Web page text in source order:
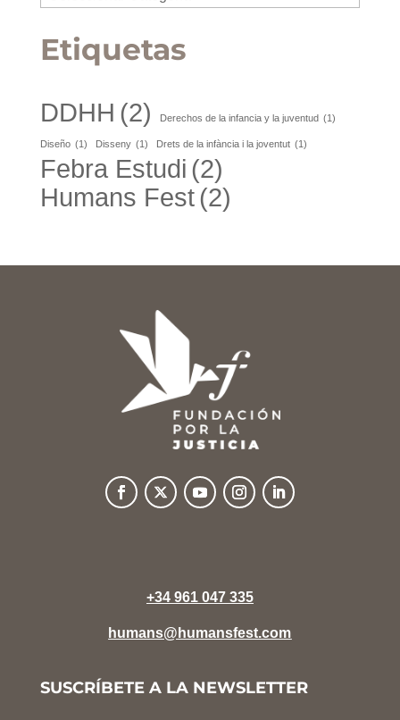
Etiquetas
DDHH (2) Derechos de la infancia y la juventud (1)
Diseño (1) Disseny (1) Drets de la infància i la joventut (1)
Febra Estudi (2)
Humans Fest(2)
+34 961 047 335
humans@humansfest.com
SUSCRÍBETE A LA NEWSLETTER